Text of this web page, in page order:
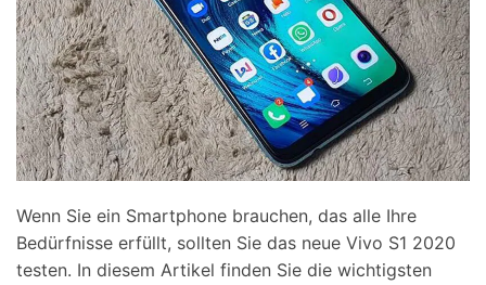
Wenn Sie ein Smartphone brauchen, das alle Ihre
Bedürfnisse erfüllt, sollten Sie das neue Vivo S1 2020
testen. In diesem Artikel finden Sie die wichtigsten